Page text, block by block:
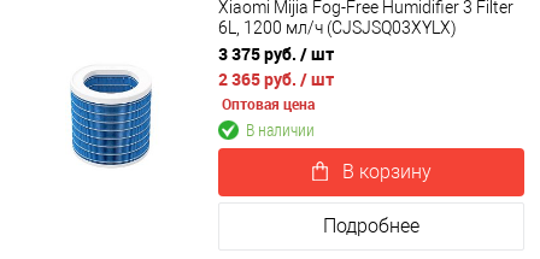
Xiaomi Mijia Fog-Free Humidifier 3 Filter
6L, 1200 мл/ч (CJSJSQ03XYLX)
3 375 руб. / шт
2 365 руб. / шт
Оптовая цена
В наличии
В корзину
Подробнее